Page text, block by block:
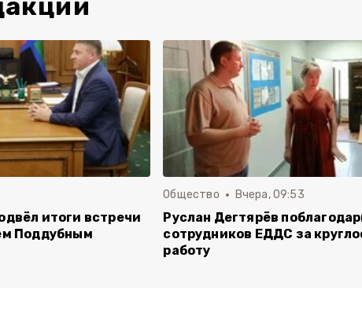
итоги встречи
Поддубным
Общество Вчера, 09:53
Руслан Дегтярёв
сотрудников ЕДДС за
работу